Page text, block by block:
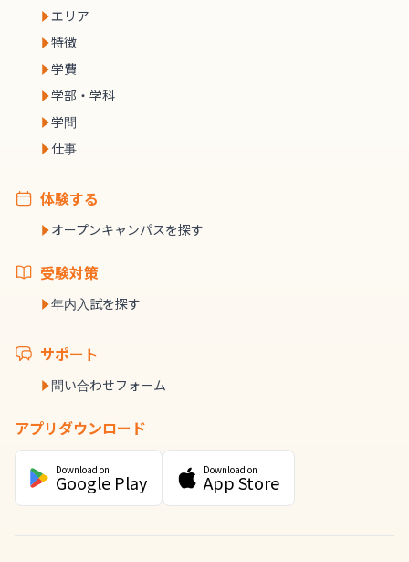
エリア
特徴
学費
学部・学科
学問
仕事
体験する
オープンキャンパスを探す
受験対策
年内入試を探す
サポート
問い合わせフォーム
アプリダウンロード
Download on
Google Play
Download on
App Store